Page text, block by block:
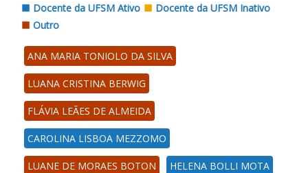
Docente da UFSM Ativo
Docente da UFSM Inativo
Outro
ANA MARIA TONIOLO DA SILVA
LUANA CRISTINA BERWIG
FLÁVIA LEÃES DE ALMEIDA
CAROLINA LISBOA MEZZOMO
LUANE DE MORAES BOTON HELENA BOLLI MOTA